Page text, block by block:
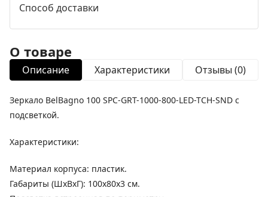
Способ доставки
О товаре
Описание Характеристики Отзывы (0)
Зеркало BelBagno 100 SPC-GRT-1000-800-LED-TCH-SND с
подсветкой.
Характеристики:
Материал корпуса: пластик.
Габариты (ШхВхГ): 100х80х3 см.